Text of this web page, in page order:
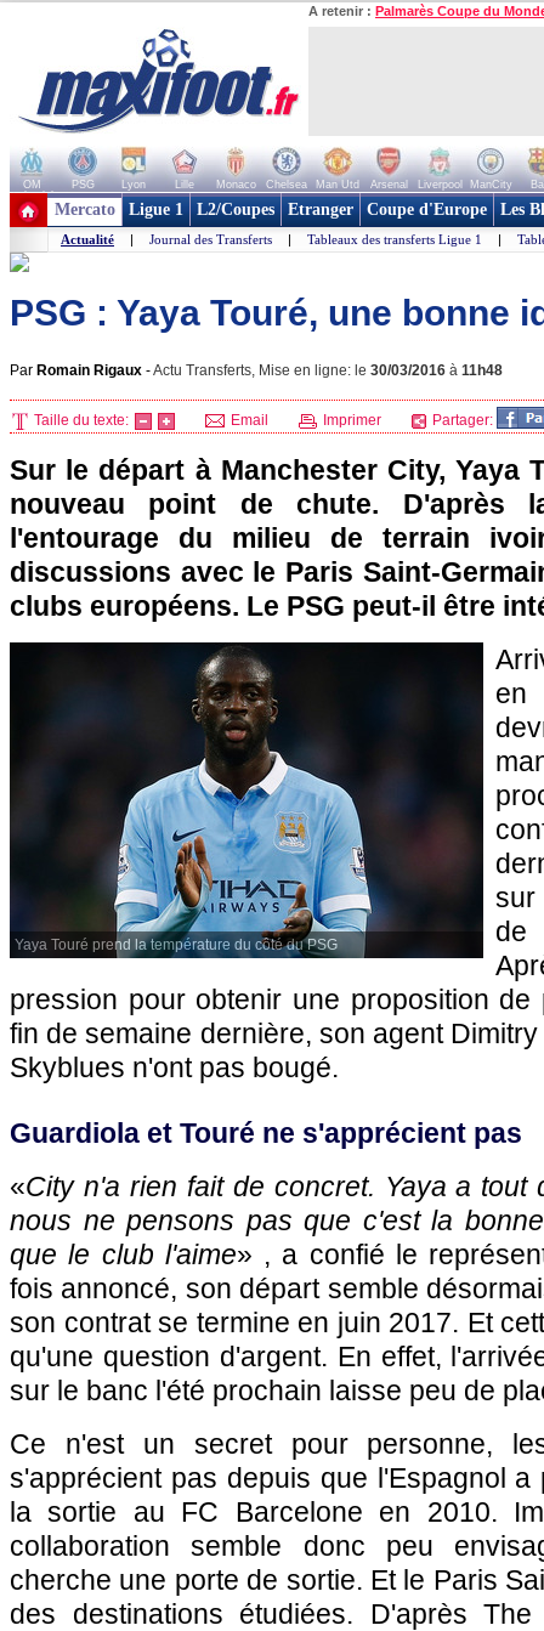
A retenir : Palmarès Coupe du
OM PSG Lyon Lille Monaco Chelsea Man Utd Arsenal Liverpool ManCity
+ de clubs
Mercato Ligue 1 L2/Coupes Etranger Coupe d'Europe Les
Actualité | Journal des Transferts | Tableaux des transferts Ligue 1 |
PSG : Yaya Touré, une bonne
Par Romain Rigaux -Actu Transferts, Mise en ligne: le 30/03/2016 à 11h48
Taille du texte: Email Imprimer Partager:
Sur le départ à Manchester City, Yaya
nouveau point de chute. D'après
l'entourage du milieu de terrain
discussions avec le Paris Saint-
clubs européens. Le PSG peut-il être
Yaya Touré prend la température du côté du PSG
en
de
pression pour obtenir une proposition de
fin de semaine dernière, son agent
Skyblues n'ont pas bougé.
Guardiola et Touré ne s'apprécient pas
«City n'a rien fait de concret. Yaya a tout
nous ne pensons pas que c'est la
que le club l'aime» , a confié le
fois annoncé, son départ semble
son contrat se termine en juin 2017. Et
qu'une question d'argent. En effet,
sur le banc l'été prochain laisse peu de
Ce n'est un secret pour personne,
s'apprécient pas depuis que l'Espagnol
la sortie au FC Barcelone en 2010.
collaboration semble donc peu
cherche une porte de sortie. Et le Paris
des destinations étudiées. D'après